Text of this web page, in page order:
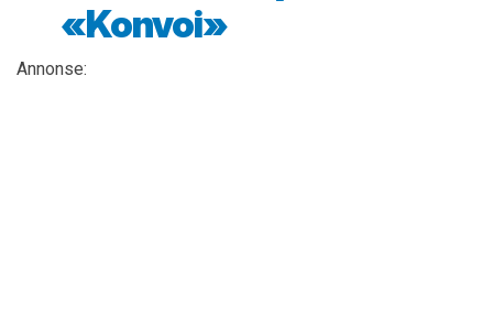
«Konvoi»
Annonse: